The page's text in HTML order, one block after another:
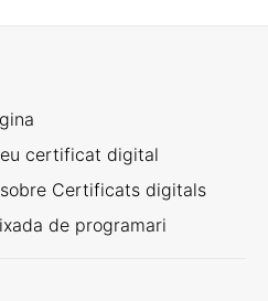
certificat digital
Certificats digitals
de programari